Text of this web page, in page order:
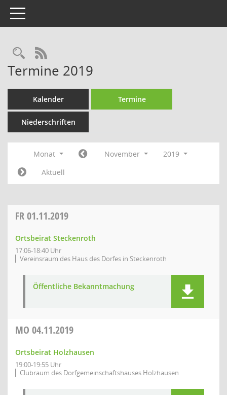
Toggle navigation
Rechercheauswahl
RSS-Feed
Termine 2019
Kalender Termine
Niederschriften
Monat November
2019
Aktuell
FR01.11.2019
Ortsbeirat Steckenroth
17:06-18:40 Uhr
Vereinsraum des Haus des Dorfes in Steckenroth
Öffentliche Bekanntmachung
MO 04.11.2019
Ortsbeirat Holzhausen
19:00-19:55 Uhr
Clubraum des Dorfgemeinschaftshauses Holzhausen